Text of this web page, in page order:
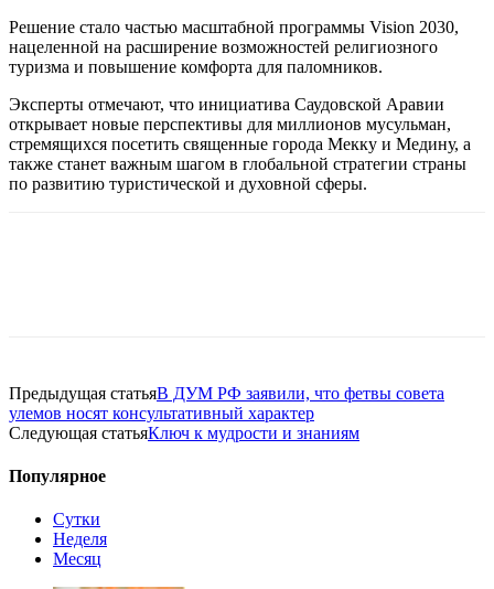
Решение стало частью масштабной программы Vision 2030,
нацеленной на расширение возможностей религиозного
туризма и повышение комфорта для паломников.
Эксперты отмечают, что инициатива Саудовской Аравии
открывает новые перспективы для миллионов мусульман,
стремящихся посетить священные города Мекку и Медину, а
также станет важным шагом в глобальной стратегии страны
по развитию туристической и духовной сферы.
Предыдущая статьяВ ДУМ РФ заявили, что фетвы cовета
улемов носят консультативный характер
Следующая статьяКлюч к мудрости и знаниям
Популярное
Сутки
Неделя
Месяц